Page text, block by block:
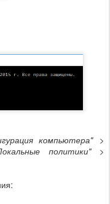
компьютера" >
политики" >